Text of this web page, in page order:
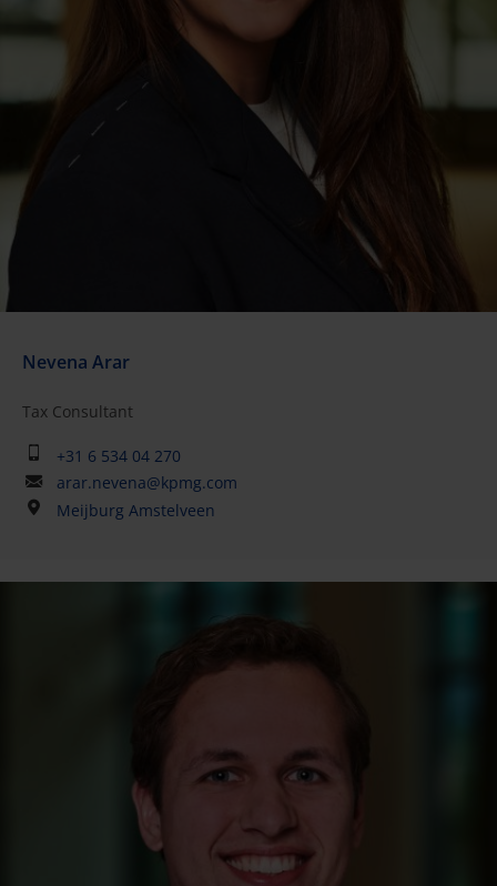
Nevena Arar
Tax Consultant
+31 6 534 04 270
arar.nevena@kpmg.com
Meijburg Amstelveen